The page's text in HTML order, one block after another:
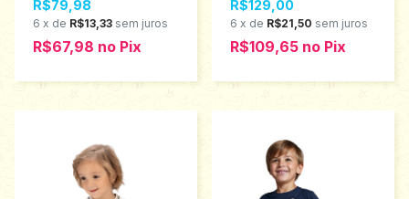
R$79,98
6 x de R$13,33 sem juros
R$67,98 no Pix
R$129,00
6 x de R$21,50 sem juros
R$109,65 no Pix